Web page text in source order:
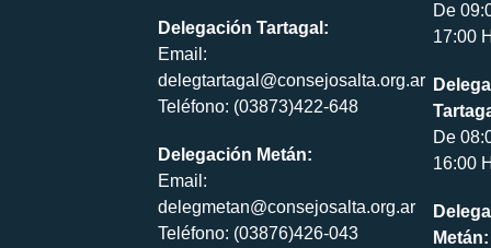
Delegación Tartagal:
Email:
delegtartagal@consejosalta.org.ar
Teléfono: (03873)422-648
Delegación Metán:
Email:
delegmetan@consejosalta.org.ar
Teléfono: (03876)426-043
De
17:00
De
16:00
Metán: